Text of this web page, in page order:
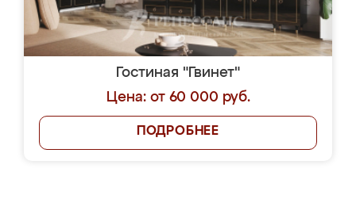
Гостиная "Гвинет"
Цена: от 60 000 руб.
ПОДРОБНЕЕ